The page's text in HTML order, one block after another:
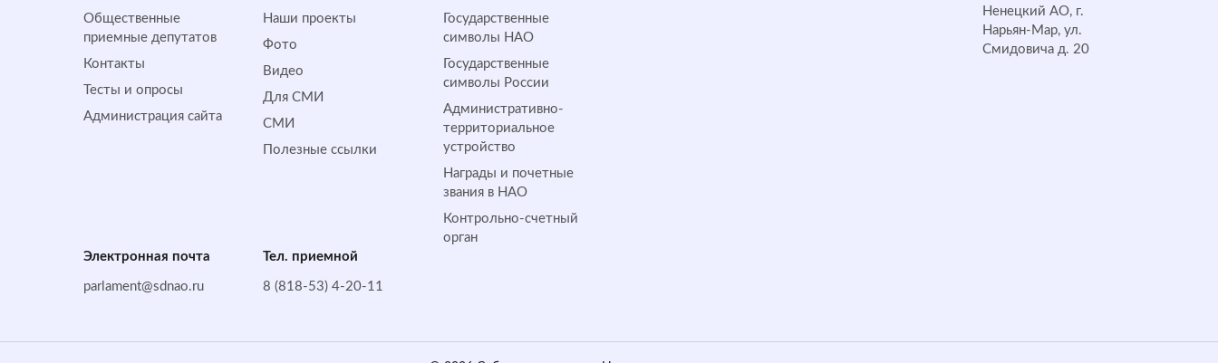
Общественные
приемные депутатов
Контакты
Тесты и опросы
Администрация сайта
Наши проекты
Фото
Видео
Для СМИ
СМИ
Полезные ссылки
Государственные
символы НАО
Государственные
символы России
Административно-
территориальное
устройство
Награды и почетные
звания в НАО
Контрольно-счетный
орган
Ненецкий АО, г.
Нарьян-Мар, ул.
Смидовича д. 20
Электронная почта
parlament@sdnao.ru
Тел. приемной
8 (818-53) 4-20-11